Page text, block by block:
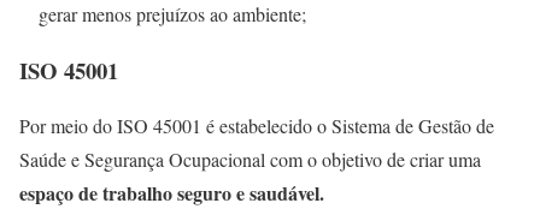
gerar menos prejuízos ao ambiente;
ISO 45001
Por meio do ISO 45001 é estabelecido o Sistema de Gestão de
Saúde e Segurança Ocupacional com o objetivo de criar uma
espaço de trabalho seguro e saudável.